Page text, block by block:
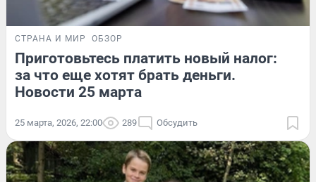
СТРАНА И МИР ОБЗОР
Приготовьтесь платить новый налог:
за что еще хотят брать деньги.
Новости 25 марта
25 марта, 2026, 22:00 289 Обсудить